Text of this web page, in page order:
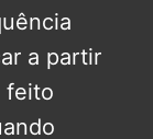
a partir
feito